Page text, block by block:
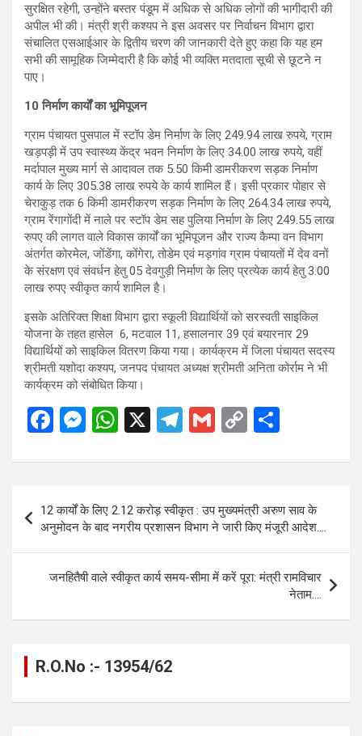
सुरक्षित रहेगी, उन्होंने बस्तर पंडूम में अधिक से अधिक लोगों की भागीदारी की
अपील भी की। मंत्री श्री कश्यप ने इस अवसर पर निर्वाचन विभाग द्वारा
संचालित एसआईआर के द्वितीय चरण की जानकारी देते हुए कहा कि यह हम
सभी की सामूहिक जिम्मेदारी है कि कोई भी व्यक्ति मतदाता सूची से छूटने न
पाए।
10 निर्माण कार्यों का भूमिपूजन
ग्राम पंचायत पुसपाल में स्टॉप डेम निर्माण के लिए 249.94 लाख रुपये, ग्राम
खड़पड़ी में उप स्वास्थ्य केंद्र भवन निर्माण के लिए 34.00 लाख रुपये, वहीं
मर्दापाल मुख्य मार्ग से आदावल तक 5.50 किमी डामरीकरण सड़क निर्माण
कार्य के लिए 305.38 लाख रुपये के कार्य शामिल हैं। इसी प्रकार पोहार से
चेराकुड़ तक 6 किमी डामरीकरण सड़क निर्माण के लिए 264.34 लाख रुपये,
ग्राम रेंगागोंदी में नाले पर स्टॉप डेम सह पुलिया निर्माण के लिए 249.55 लाख
रुपए की लागत वाले विकास कार्यों का भूमिपूजन और राज्य कैम्पा वन विभाग
अंतर्गत कोरमेल, जोंडेंगा, कोंगेरा, तोडेम एवं मड़गांव ग्राम पंचायतों में देव वनों
के संरक्षण एवं संवर्धन हेतु 05 देवगुड़ी निर्माण के लिए प्रत्येक कार्य हेतु 3.00
लाख रुपए स्वीकृत कार्य शामिल है।
इसके अतिरिक्त शिक्षा विभाग द्वारा स्कूली विद्यार्थियों को सरस्वती साइकिल
योजना के तहत हासेल 6, मटवाल 11, हसालनार 39 एवं बयारनार 29
विद्यार्थियों को साइकिल वितरण किया गया। कार्यक्रम में जिला पंचायत सदस्य
श्रीमती यशोदा कश्यप, जनपद पंचायत अध्यक्ष श्रीमती अनिता कोर्राम ने भी
कार्यक्रम को संबोधित किया।
F
ce
o
o
k
M
se
n
g
er
W
at
s
A
p
p
X
T
e
a
m
G
ail
C
py
Li
n
k
ar
navigation
12 कार्यों के लिए 2.12 करोड़ स्वीकृत : उप मुख्यमंत्री अरुण साव के
अनुमोदन के बाद नगरीय प्रशासन विभाग ने जारी किए मंजूरी आदेश….
जनहितैषी वाले स्वीकृत कार्य समय-सीमा में करें पूरा: मंत्री रामविचार
नेताम….
R.O.No :- 13954/62